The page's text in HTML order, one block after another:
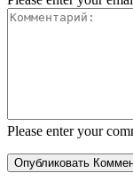
Please enter your